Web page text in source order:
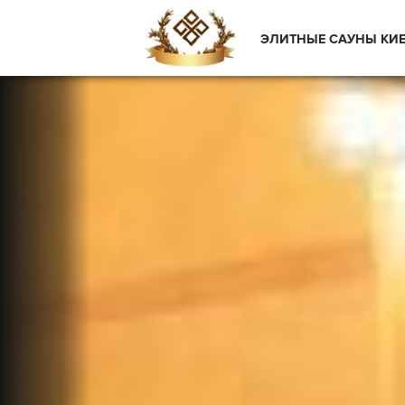
ЭЛИТНЫЕ САУНЫ